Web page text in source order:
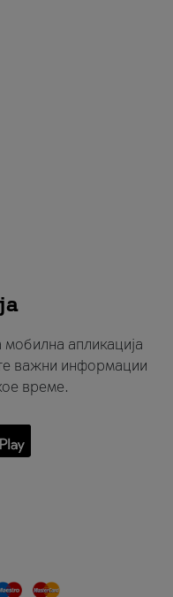
апликација
важни информации
време.